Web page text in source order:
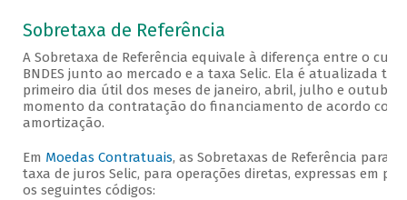
Sobretaxa de Referência
A Sobretaxa de Referência equivale à diferença entre o
BNDES junto ao mercado e a taxa Selic. Ela é atualizada
primeiro dia útil dos meses de janeiro, abril, julho e outubro
momento da contratação do financiamento de acordo com
amortização.
Em Moedas Contratuais, as Sobretaxas de Referência para
taxa de juros Selic, para operações diretas, expressas em
os seguintes códigos: